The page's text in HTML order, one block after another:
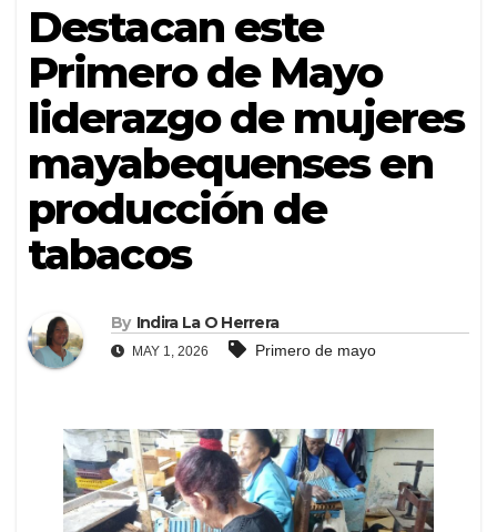
Destacan este
Primero de Mayo
liderazgo de mujeres
mayabequenses en
producción de
tabacos
By Indira La O Herrera
MAY 1, 2026 Primero de mayo